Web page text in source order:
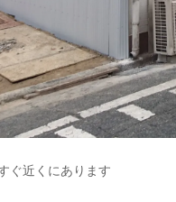
ぐ近くにあります